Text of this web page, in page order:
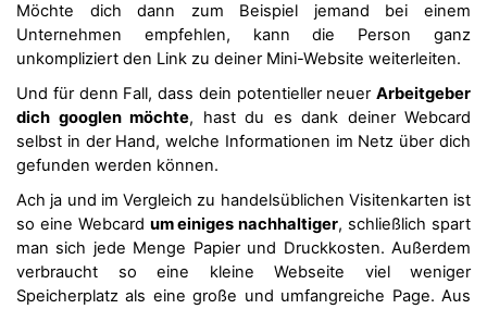
Möchte dich dann zum Beispiel jemand bei einem
Unternehmen empfehlen, kann die Person ganz
unkompliziert den Link zu deiner Mini-Website weiterleiten.
Und für denn Fall, dass dein potentieller neuer Arbeitgeber
dich googlen möchte, hast du es dank deiner Webcard
selbst in der Hand, welche Informationen im Netz über dich
gefunden werden können.
Ach ja und im Vergleich zu handelsüblichen Visitenkarten ist
so eine Webcard um einiges nachhaltiger, schließlich spart
man sich jede Menge Papier und Druckkosten. Außerdem
verbraucht so eine kleine Webseite viel weniger
Speicherplatz als eine große und umfangreiche Page. Aus